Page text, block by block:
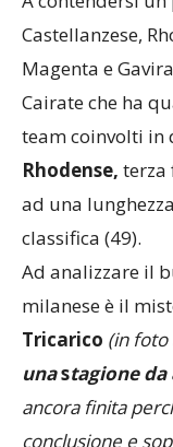
team coinvolti in
ad una
Ad analizzare il
milanese è il
Tricarico (in foto
tagione da
ancora finita